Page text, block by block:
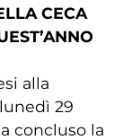
CECA
alla
29
concluso la